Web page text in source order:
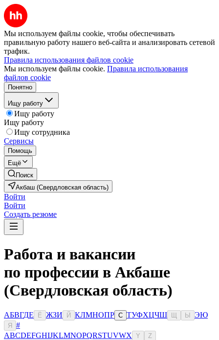
Мы используем файлы cookie, чтобы обеспечивать
правильную работу нашего веб-сайта и анализировать сетевой
трафик.
Правила использования файлов cookie
Мы используем файлы cookie. Правила использования
файлов cookie
Понятно
Ищу работу
Ищу работу
Ищу работу
Ищу сотрудника
Сервисы
Помощь
Ещё
Поиск
Акбаш (Свердловская область)
Войти
Войти
Создать резюме
Работа и вакансии
по профессии в Акбаше
(Свердловская область)
АБВГДЕ Ё ЖЗИ Й КЛМНОПР С ТУФХЦЧШ Ы ЭЮ
Я
#
ABCDEFGHIJKLMNOPQRSTUVWX Y Z